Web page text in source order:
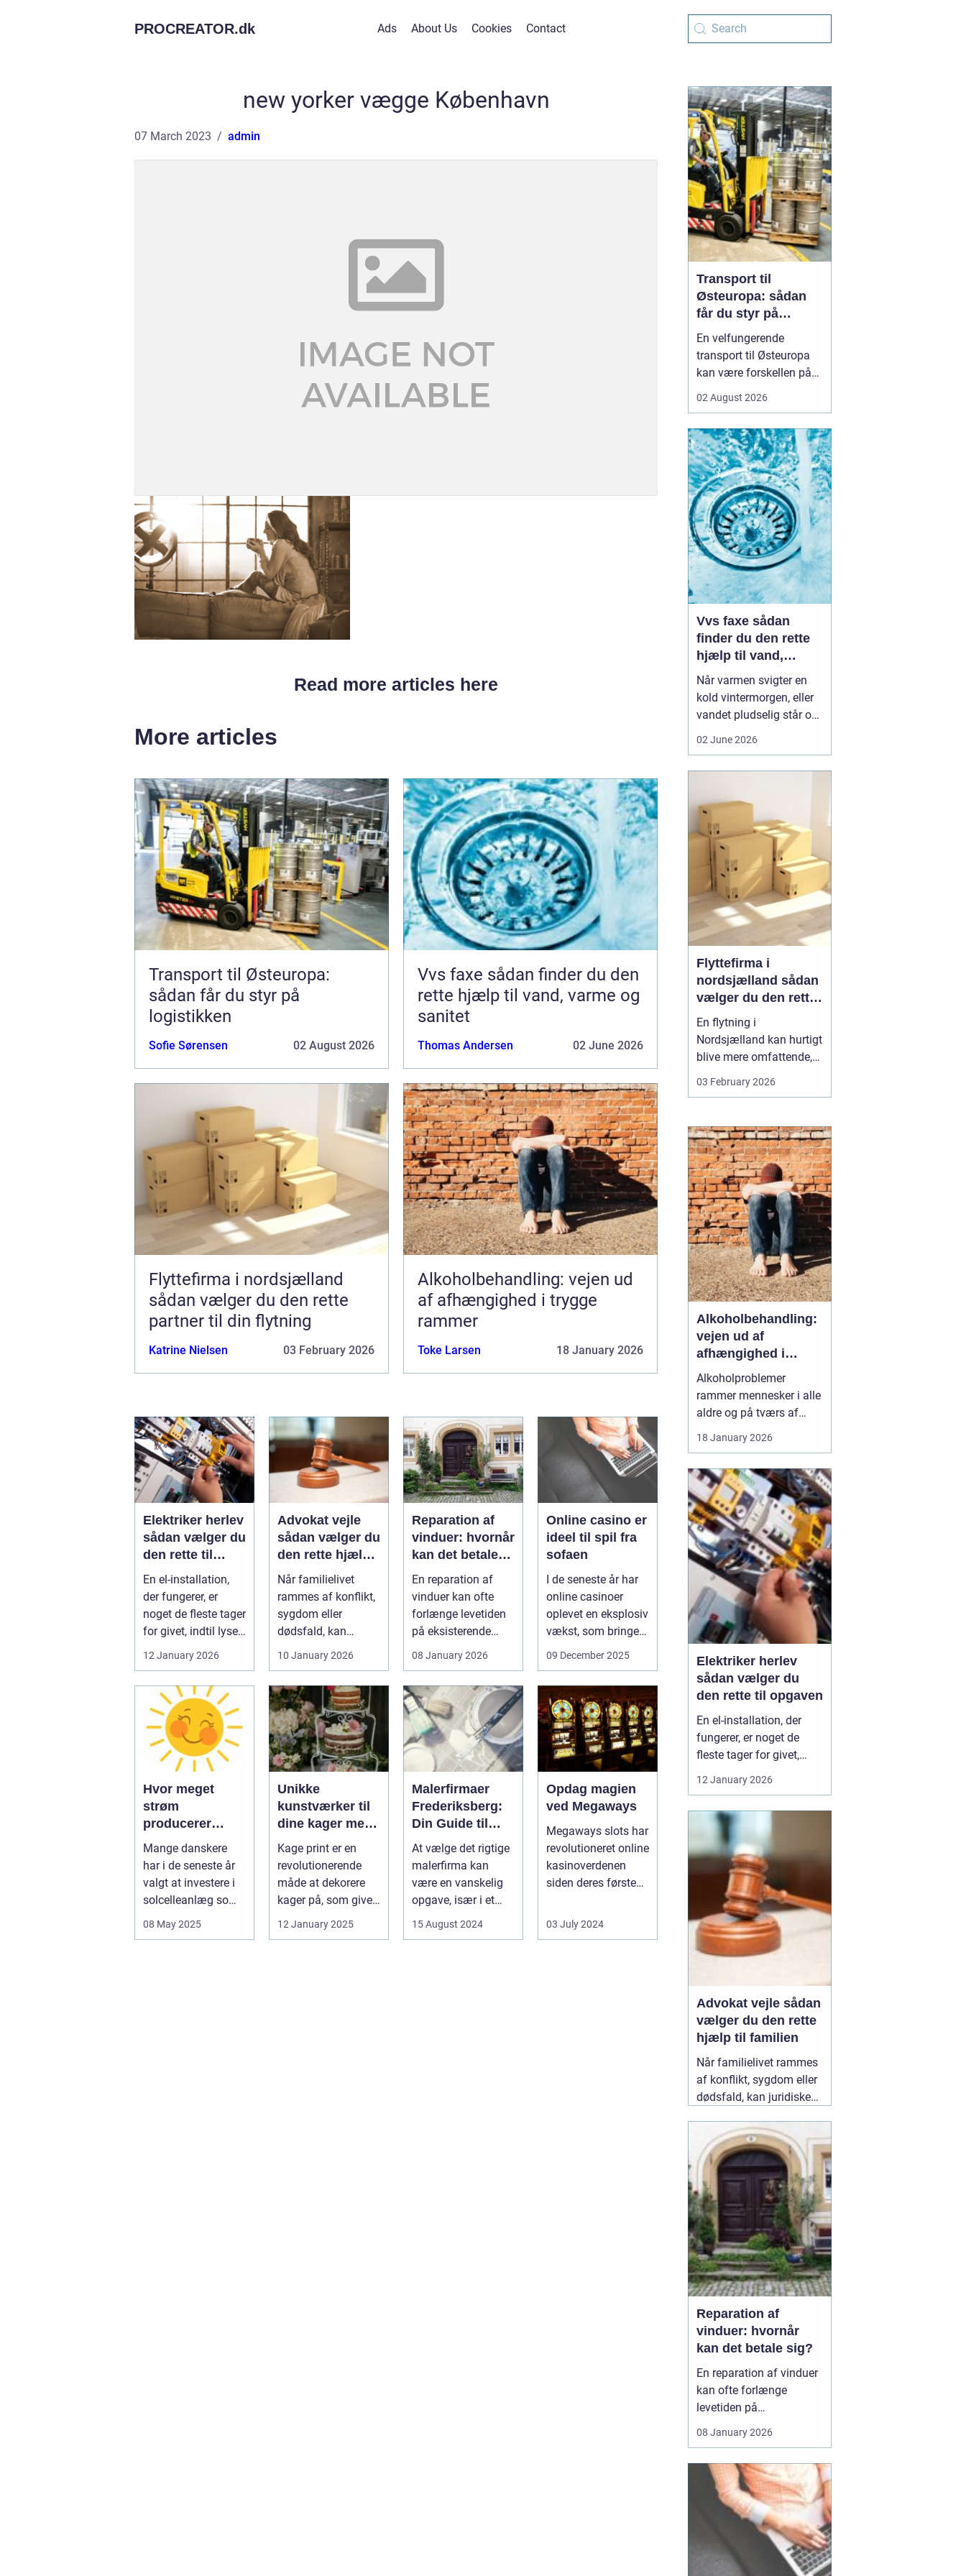
PROCREATOR.dk Ads About Us Cookies Contact
new yorker vægge København
07 March 2023 admin
Read more articles here
More articles
Transport til Østeuropa:
sådan får du styr på
logistikken
Sofie Sørensen 02 August 2026
Vvs faxe sådan finder du den
rette hjælp til vand, varme og
sanitet
Thomas Andersen 02 June 2026
Flyttefirma i nordsjælland
sådan vælger du den rette
partner til din flytning
Katrine Nielsen 03 February 2026
Alkoholbehandling: vejen ud
af afhængighed i trygge
rammer
Toke Larsen 18 January 2026
Elektriker herlev
sådan vælger du
den rette til
opgaven
En el-installation,
der fungerer, er
noget de fleste tager
for givet, indtil lyset
12 January 2026
Advokat vejle
sådan vælger du
den rette hjælp
til familien
Når familielivet
rammes af konflikt,
sygdom eller
dødsfald, kan
hurtigt vokse si...
10 January 2026
Reparation af
vinduer: hvornår
kan det betale
sig?
En reparation af
vinduer kan ofte
forlænge levetiden
på eksisterende
08 January 2026
Online casino er
ideel til spil fra
sofaen
I de seneste år har
online casinoer
oplevet en eksplosiv
vækst, som bringer
spændi...
09 December 2025
Hvor meget
strøm
producerer
solceller om
vinteren?
Mange danskere
har i de seneste år
valgt at investere i
solcelleanlæg som
08 May 2025
Unikke
kunstværker til
dine kager med
kage print
Kage print er en
revolutionerende
måde at dekorere
kager på, som giver
12 January 2025
Malerfirmaer
Frederiksberg:
Din Guide til
Kvalitet og
Service
At vælge det rigtige
malerfirma kan
være en vanskelig
opgave, især i et
Frederiksberg, hv...
15 August 2024
Opdag magien
ved Megaways
Megaways slots har
revolutioneret online
kasinoverdenen
siden deres første
spillea...
03 July 2024
Transport til
Østeuropa: sådan
får du styr på
logistikken
En velfungerende
transport til Østeuropa
kan være forskellen på
dyre forsinkelser. Mange
mod Baltikum, Ukraine
og resten af regionen for
at finde nye kunder og
leverandører. Men v...
02 August 2026
Vvs faxe sådan
finder du den rette
hjælp til vand,
varme og sanitet
Når varmen svigter en
kold vintermorgen, eller
vandet pludselig står op
installatører en central
rolle i hverdagen, selv
om vi sjældent tænker
over det. Gennemgang
af varmea...
02 June 2026
Flyttefirma i
nordsjælland sådan
vælger du den rette
partner til din
flytning
En flytning i
Nordsjælland kan hurtigt
blive mere omfattende,
end man først tror. Der er
nøgler, flyttekasser,
parkering, møbler der
skal skilles ad, og
ejendele med
affektionsværdi, som
helst skal komme sikkert
frem. Mange vælger
der...
03 February 2026
Alkoholbehandling:
vejen ud af
afhængighed i
trygge rammer
Alkoholproblemer
rammer mennesker i alle
aldre og på tværs af
starter det med hygge,
at dæmpe uro og svære
følelser på. Langsomt
flytter alkoholen græns...
18 January 2026
Elektriker herlev
sådan vælger du
den rette til opgaven
En el-installation, der
fungerer, er noget de
fleste tager for givet,
eller en stikkontakt bliver
problemer, kan det
hurtigt blive både utrygt
og dyrt, hvis der ikke
reageres rigtigt. Derfor
giver ...
12 January 2026
Advokat vejle sådan
vælger du den rette
hjælp til familien
Når familielivet rammes
af konflikt, sygdom eller
dødsfald, kan juridiske
sig store. Mange oplever,
at de både skal håndtere
følelser og praktiske
problemer på én gang.
Her kan en erfaren10
January 2026
Reparation af
vinduer: hvornår
kan det betale sig?
En reparation af vinduer
kan ofte forlænge
levetiden på
glas med mange år. For
valget mellem at
reparere eller udskifte
hele vinduet, og
beslutningen har både
08 January 2026